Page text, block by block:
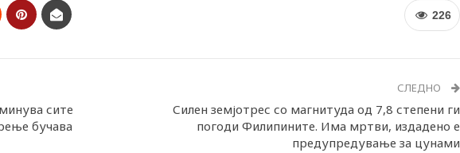
226
сите
бучава
СЛЕДНО
Силен земјотрес со магнитуда од 7,8 степени ги
погоди Филипините. Има мртви, издадено е
предупредување за цунами